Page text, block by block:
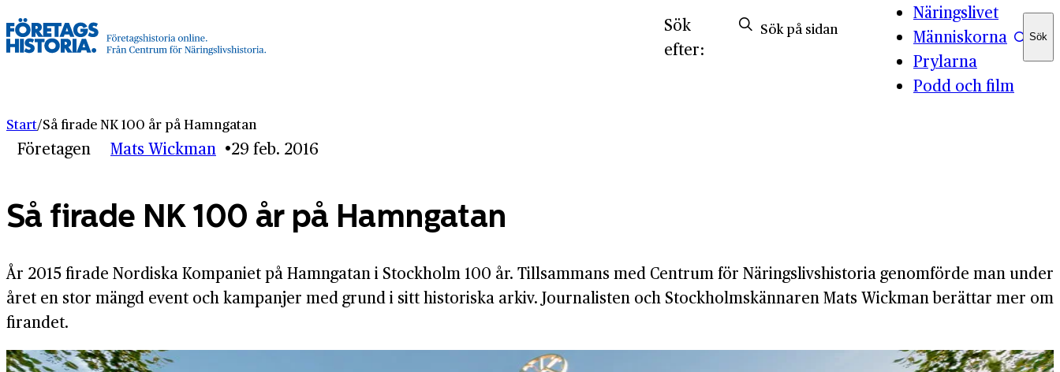
Näringslivet
Människorna
Prylarna
Podd och film
Sök
efter:
Sök
Sök
Start/Så firade NK 100 år på Hamngatan
Företagen Mats Wickman 29 feb. 2016
Så firade NK 100 år på Hamngatan
År 2015 firade Nordiska Kompaniet på Hamngatan i Stockholm 100 år. Tillsammans med Centrum för Näringslivshistoria genomförde man under
året en stor mängd event och kampanjer med grund i sitt historiska arkiv. Journalisten och Stockholmskännaren Mats Wickman berättar mer om
firandet.